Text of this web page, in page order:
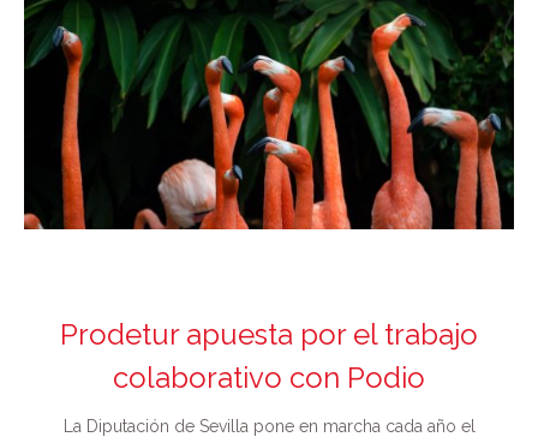
Prodetur apuesta por el trabajo
colaborativo con Podio
La Diputación de Sevilla pone en marcha cada año el